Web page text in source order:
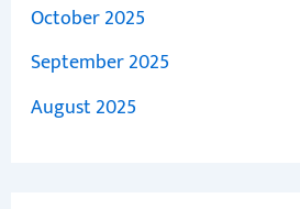
October 2025
September 2025
August 2025